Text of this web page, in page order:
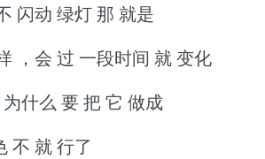
闪动 绿灯 那 就是
，会 过 一段时间 就 变化
什么 要 把 它 做成
不 就 行了